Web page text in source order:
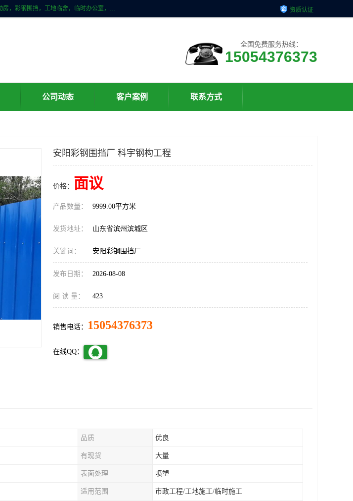
山东滨州科宇钢构工程有限公司是一家专业生产安装钢结构，彩钢房，活动房。主要产品有：彩钢房，活动房，彩钢围挡，工地临舍，临时办公室，民用建筑等生成安装；我们一贯坚持；诚信经营，薄利多销的经营理念。愿与广大的新老客户共创美好未来 资质认证
全国免费服务热线：
15054376373
公司动态 客户案例 联系方式
安阳彩钢围挡厂 科宇钢构工程
价格： 面议
产品数量： 9999.00平方米
发货地址： 山东省滨州滨城区
关键词： 安阳彩钢围挡厂
发布日期： 2026-08-08
阅 读 量： 423
销售电话： 15054376373
在线QQ：
品质 优良
有现货 大量
表面处理 喷塑
适用范围 市政工程/工地施工/临时施工